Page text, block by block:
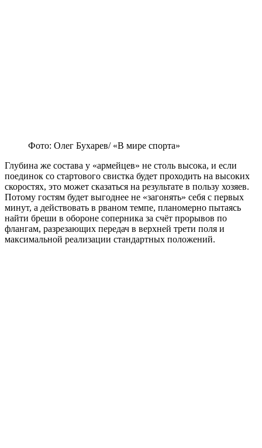
Фото: Олег Бухарев/ «В мире спорта»
Глубина же состава у «армейцев» не столь высока, и если
поединок со стартового свистка будет проходить на высоких
скоростях, это может сказаться на результате в пользу хозяев.
Потому гостям будет выгоднее не «загонять» себя с первых
минут, а действовать в рваном темпе, планомерно пытаясь
найти бреши в обороне соперника за счёт прорывов по
флангам, разрезающих передач в верхней трети поля и
максимальной реализации стандартных положений.